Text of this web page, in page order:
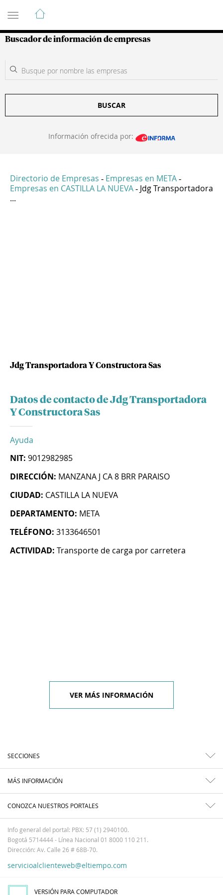
Guía de Empresas Colombianas
Buscador de información de empresas
BUSCAR
Información ofrecida por:
Directorio de Empresas - Empresas en META -
Empresas en CASTILLA LA NUEVA - Jdg Transportadora
...
Jdg Transportadora Y Constructora Sas
Datos de contacto de Jdg Transportadora
Y Constructora Sas
Ayuda
NIT: 9012982985
DIRECCIÓN: MANZANA J CA 8 BRR PARAISO
CIUDAD: CASTILLA LA NUEVA
DEPARTAMENTO: META
TELÉFONO: 3133646501
ACTIVIDAD: Transporte de carga por carretera
VER MÁS INFORMACIÓN
SECCIONES
MÁS INFORMACIÓN
CONOZCA NUESTROS PORTALES
Info general del portal: PBX: 57 (1) 2940100.
Bogotá 5714444 - Línea Nacional 01 8000 110 211.
Dirección: Av. Calle 26 # 68B-70.
servicioalclienteweb@eltiempo.com
VERSIÓN PARA COMPUTADOR